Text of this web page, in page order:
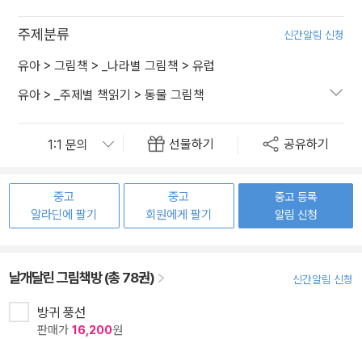
주제분류 신간알림 신청
유아 > 그림책 > _나라별 그림책 > 유럽
유아 > _주제별 책읽기 > 동물 그림책
선물하기 공유하기
중고
알라딘에 팔기
중고
회원에게 팔기
중고 등록
알림 신청
날개달린 그림책방 (총 78권) 신간알림 신청
방귀 풍선
판매가 16,200원